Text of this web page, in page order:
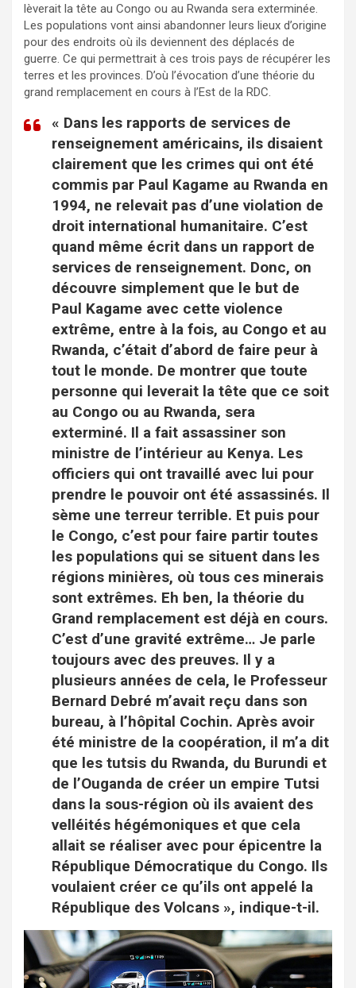
lèverait la tête au Congo ou au Rwanda sera exterminée.
Les populations vont ainsi abandonner leurs lieux d’origine
pour des endroits où ils deviennent des déplacés de
guerre. Ce qui permettrait à ces trois pays de récupérer les
terres et les provinces. D’où l’évocation d’une théorie du
grand remplacement en cours à l’Est de la RDC.
« Dans les rapports de services de
renseignement américains, ils disaient
clairement que les crimes qui ont été
commis par Paul Kagame au Rwanda en
1994, ne relevait pas d’une violation de
droit international humanitaire. C’est
quand même écrit dans un rapport de
services de renseignement. Donc, on
découvre simplement que le but de
Paul Kagame avec cette violence
extrême, entre à la fois, au Congo et au
Rwanda, c’était d’abord de faire peur à
tout le monde. De montrer que toute
personne qui leverait la tête que ce soit
au Congo ou au Rwanda, sera
exterminé. Il a fait assassiner son
ministre de l’intérieur au Kenya. Les
officiers qui ont travaillé avec lui pour
prendre le pouvoir ont été assassinés. Il
sème une terreur terrible. Et puis pour
le Congo, c’est pour faire partir toutes
les populations qui se situent dans les
régions minières, où tous ces minerais
sont extrêmes. Eh ben, la théorie du
Grand remplacement est déjà en cours.
C’est d’une gravité extrême… Je parle
toujours avec des preuves. Il y a
plusieurs années de cela, le Professeur
Bernard Debré m’avait reçu dans son
bureau, à l’hôpital Cochin. Après avoir
été ministre de la coopération, il m’a dit
que les tutsis du Rwanda, du Burundi et
de l’Ouganda de créer un empire Tutsi
dans la sous-région où ils avaient des
velléités hégémoniques et que cela
allait se réaliser avec pour épicentre la
République Démocratique du Congo. Ils
voulaient créer ce qu’ils ont appelé la
République des Volcans », indique-t-il.